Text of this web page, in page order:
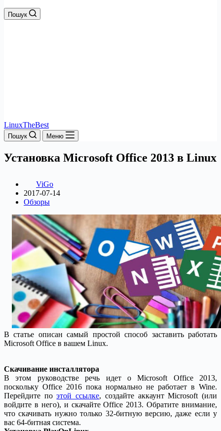
Пошук
LinuxTheBest
Пошук Меню
Установка Microsoft Office 2013 в Linux
ViGo
2017-07-14
Обзоры
В статье описан самый простой способ заставить работать
Microsoft Office в вашем Linux.
Скачивание инсталлятора
В этом руководстве речь идет о Microsoft Office 2013,
поскольку Office 2016 пока нормально не работает в Wine.
Перейдите поэтой ссылке, создайте аккаунт Microsoft (или
войдите в него), и скачайте Office 2013. Обратите внимание,
что скачивать нужно только 32-битную версию, даже если у
вас 64-битная система.